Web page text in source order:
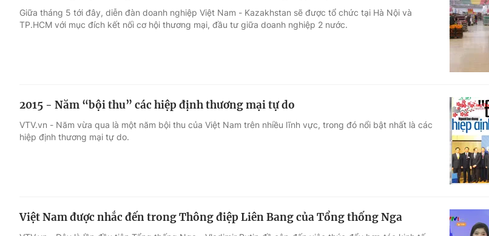
Giữa tháng 5 tới đây, diễn đàn doanh nghiệp Việt Nam - Kazakhstan sẽ được tổ chức tại Hà Nội và
TP.HCM với mục đích kết nối cơ hội thương mại, đầu tư giữa doanh nghiệp 2 nước.
2015 - Năm “bội thu” các hiệp định thương mại tự do
VTV.vn - Năm vừa qua là một năm bội thu của Việt Nam trên nhiều lĩnh vực, trong đó nổi bật nhất là các
hiệp định thương mại tự do.
Việt Nam được nhắc đến trong Thông điệp Liên Bang của Tổng thống Nga